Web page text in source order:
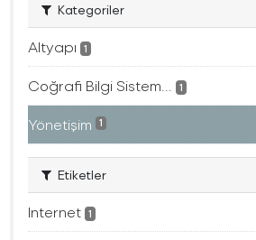
Kategoriler
Altyapı 1
Coğrafi Bilgi Sistem... 1
Yönetişim 1
Etiketler
Internet 1